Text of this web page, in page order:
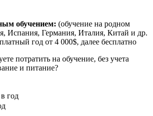
обучением: (обучение на родном
Испания, Германия, Италия, Китай и др.
год от 4 000$, далее бесплатно
потратить на обучение, без учета
и питание?
в год